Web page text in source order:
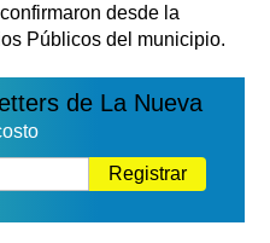
desde la
Públicos del municipio.
de La Nueva
Registrar